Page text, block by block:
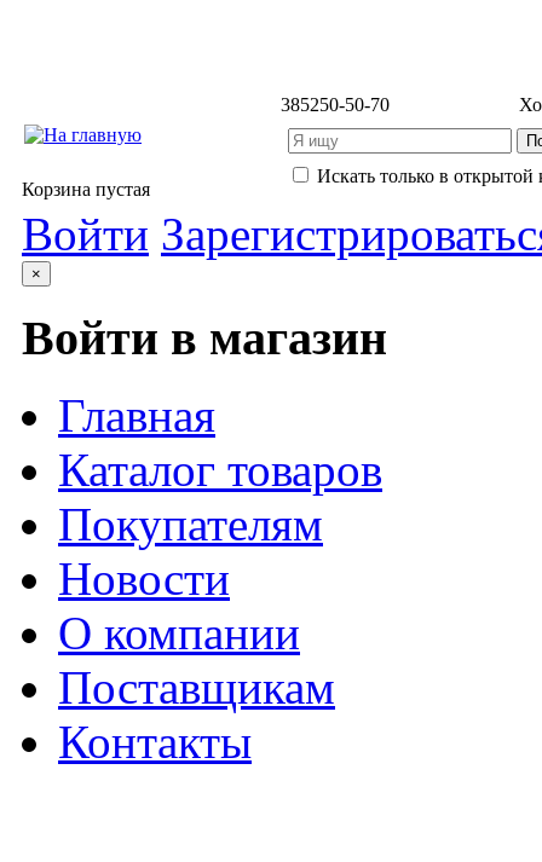
385250-50-70
Искать только в открытой
Корзина пустая
Войти
×
Войти в магазин
Главная
Каталог товаров
Покупателям
Новости
О компании
Поставщикам
Контакты